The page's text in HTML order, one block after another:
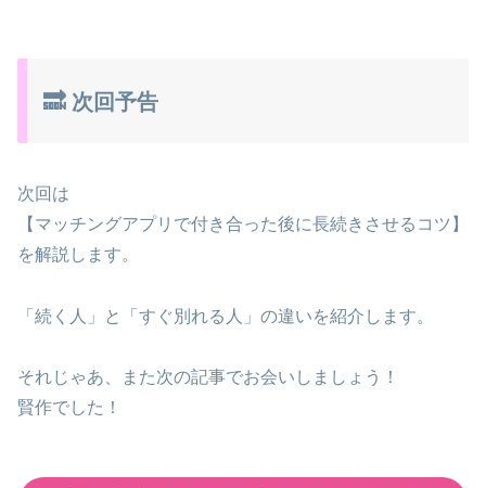
🔜 次回予告
次回は
【マッチングアプリで付き合った後に長続きさせるコツ】
を解説します。
「続く人」と「すぐ別れる人」の違いを紹介します。
それじゃあ、また次の記事でお会いしましょう！
賢作でした！